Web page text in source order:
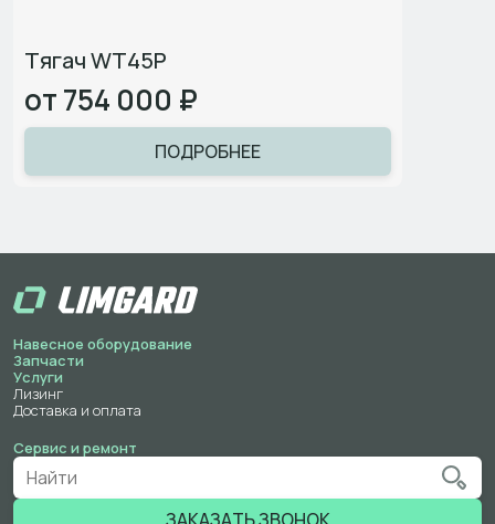
Тягач WT45P
от 754 000 ₽
ПОДРОБНЕЕ
Навесное оборудование
Запчасти
Услуги
Лизинг
Доставка и оплата
Сервис и ремонт